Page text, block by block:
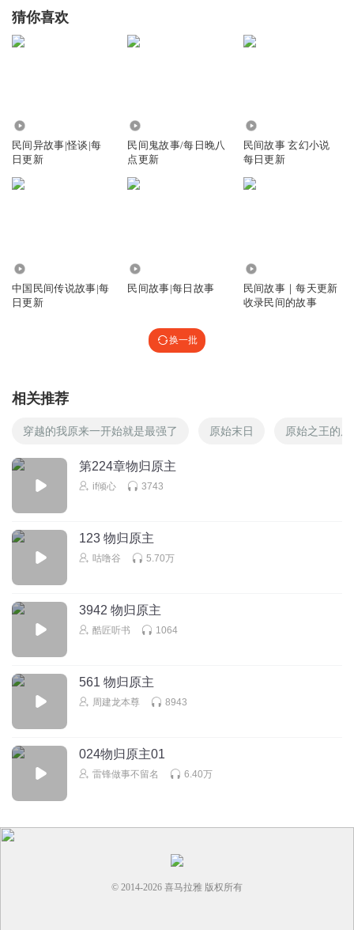
Owen姚_
晚安
猜你喜欢
民间异故事|怪谈|每
日更新
民间鬼故事/每日晚八
点更新
民间故事 玄幻小说
每日更新
中国民间传说故事|每
日更新
民间故事|每日故事
民间故事｜每天更新
收录民间的故事
换一批
相关推荐
穿越的我原来一开始就是最强了 原始末日 原始之王的
第224章物归原主
if倾心 3743
123 物归原主
咕噜谷 5.70万
3942 物归原主
酷匠听书 1064
561 物归原主
周建龙本尊 8943
024物归原主01
雷锋做事不留名 6.40万
© 2014-2026 喜马拉雅 版权所有